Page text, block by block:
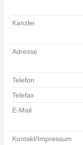
Kanzlei
Adresse
Telefon
Telefax
E-Mail
Kontakt/Impressum